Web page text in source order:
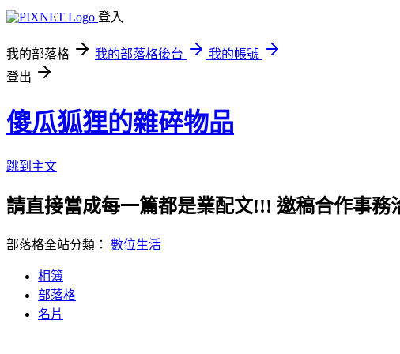
登入
我的部落格 我的部落格後台
我的帳號
登出
傻瓜狐狸的雜碎物品
跳到主文
請直接當成每一篇都是業配文!!! 邀稿合作事務
部落格全站分類： 數位生活
相簿
部落格
名片